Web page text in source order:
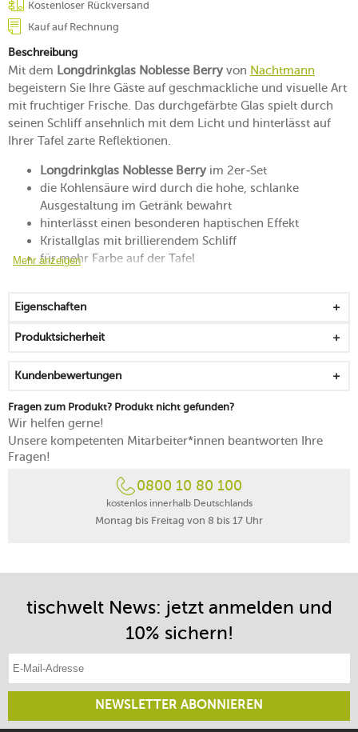
Kostenloser Rückversand
Kauf auf Rechnung
Beschreibung
Mit dem Longdrinkglas Noblesse Berry von Nachtmann
begeistern Sie Ihre Gäste auf geschmackliche und visuelle Art
mit fruchtiger Frische. Das durchgefärbte Glas spielt durch
seinen Schliff ansehnlich mit dem Licht und hinterlässt auf
Ihrer Tafel zarte Reflektionen.
Longdrinkglas Noblesse Berry im 2er-Set
die Kohlensäure wird durch die hohe, schlanke
Ausgestaltung im Getränk bewahrt
hinterlässt einen besonderen haptischen Effekt
Kristallglas mit brillierendem Schliff
für mehr Farbe auf der Tafel
Mehr anzeigen
Eigenschaften
Produktsicherheit
Kundenbewertungen
Fragen zum Produkt? Produkt nicht gefunden?
Wir helfen gerne!
Unsere kompetenten Mitarbeiter*innen beantworten Ihre
Fragen!
0800 10 80 100
kostenlos innerhalb Deutschlands
Montag bis Freitag von 8 bis 17 Uhr
tischwelt News: jetzt anmelden und
10% sichern!
NEWSLETTER ABONNIEREN